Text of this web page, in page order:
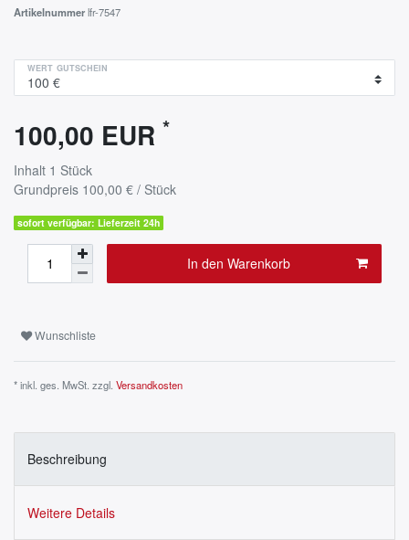
Artikelnummerlfr-7547
WERT GUTSCHEIN
100,00 EUR *
Inhalt 1 Stück
Grundpreis 100,00 € / Stück
sofort verfügbar: Lieferzeit 24h
In den Warenkorb
Wunschliste
* inkl. ges. MwSt. zzgl. Versandkosten
Beschreibung
Weitere Details